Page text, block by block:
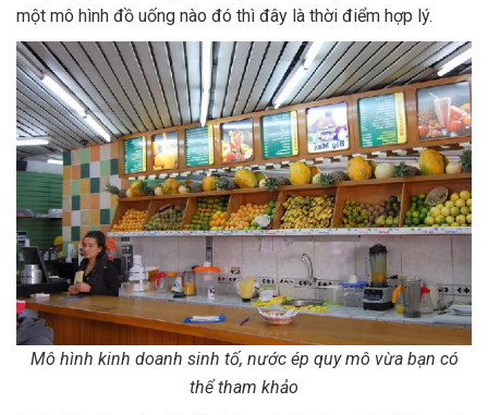
một mô hình đồ uống nào đó thì đây là thời điểm hợp lý.
Mô hình kinh doanh sinh tố, nước ép quy mô vừa bạn có
thể tham khảo